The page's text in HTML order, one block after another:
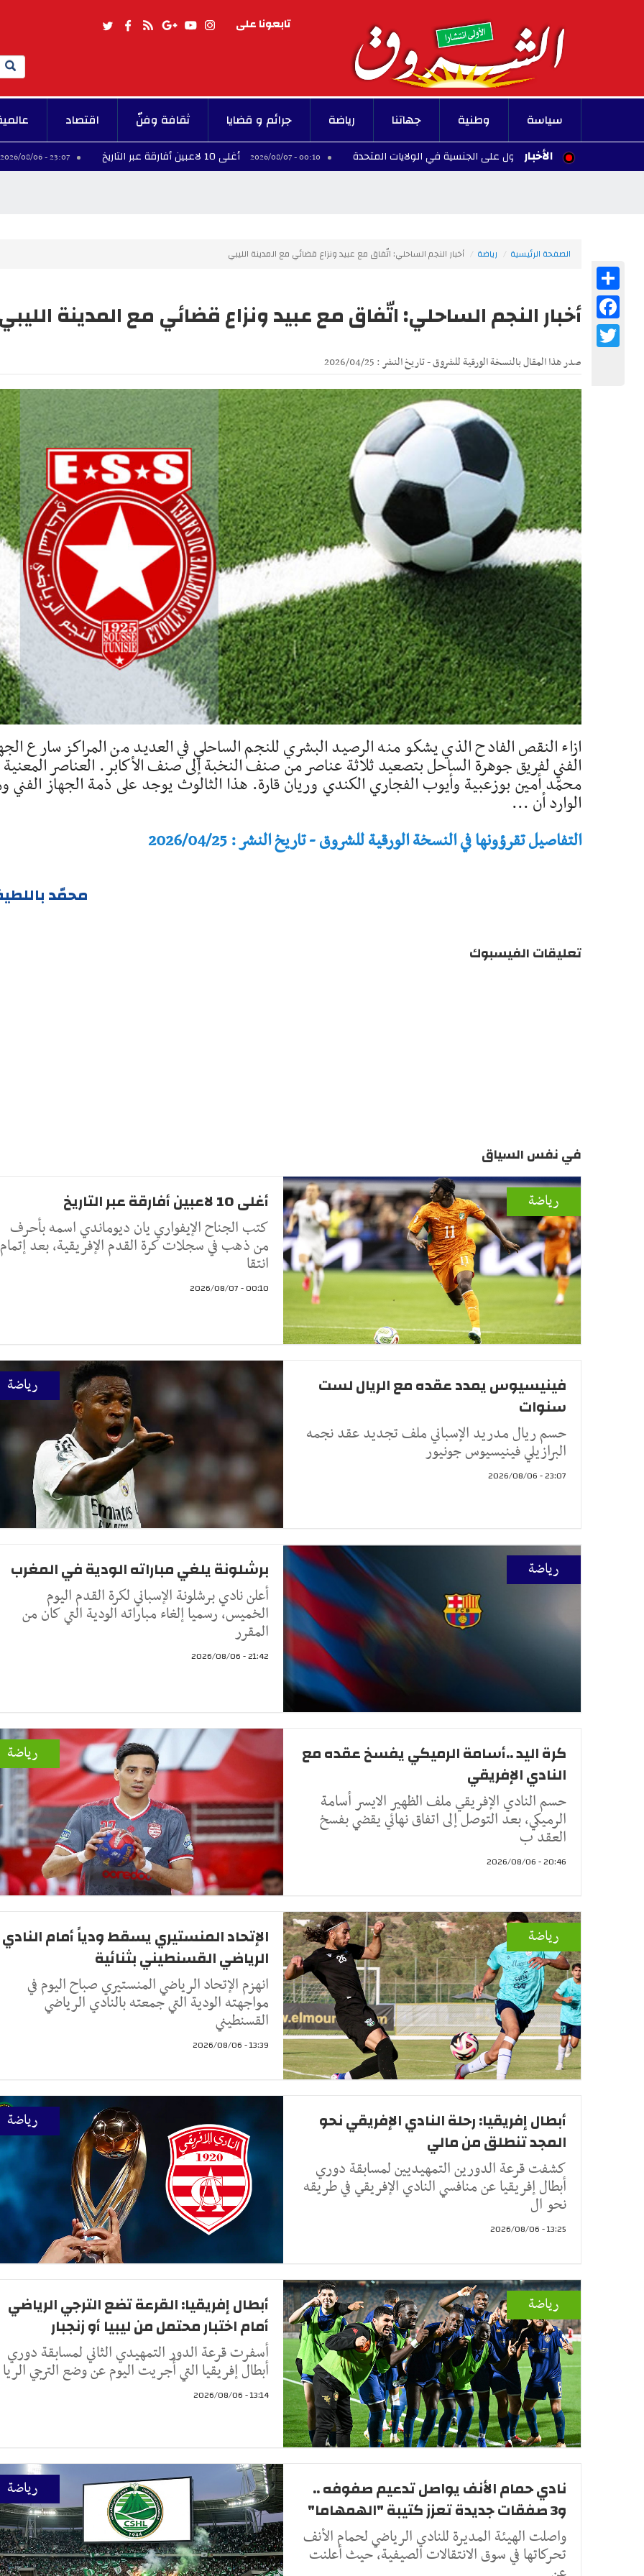
تابعونا على
Search
سياسة وطنية جهاتنا رياضة جرائم و قضايا ثقافة وفنّ اقتصاد
الأخبار
الأطفال للحصول على الجنسية في الولايات المتحدة 00:10 - 2026/08/07 أغلى 10 لاعبين أفارقة عبر التاريخ 23:07 - 2026/08/06
الصفحة الرئيسية رياضة أخبار النجم الساحلي: اتّفاق مع عبيد ونزاع قضائي مع المدينة الليبي
أخبار النجم الساحلي: اتّفاق مع عبيد ونزاع قضائي مع المدينة
صدر هذا المقال بالنسخة الورقية للشروق - تاريخ النشر : 2026/04/25
ازاء النقص الفادح الذي يشكو منه الرصيد البشري للنجم الساحلي في العديد من المراكز سارع
الفني لفريق جوهرة الساحل بتصعيد ثلاثة عناصر من صنف النخبة إلى صنف الأكابر. العناصر
محمّد أمين بوزعبية وأيوب الفجاري الكندي وريان قارة. هذا الثالوث يوجد على ذمة الجهاز الفني
الوارد أن ...
التفاصيل تقرؤونها في النسخة الورقية للشروق - تاريخ النشر : 2026/04/25
محمّد
Facebook
Twitter
تعليقات الفيسبوك
في نفس السياق
رياضة
أغلى 10 لاعبين أفارقة عبر التاريخ
كتب الجناح الإيفواري يان ديوماندي اسمه بأحرف
من ذهب في سجلات كرة القدم الإفريقية، بعد إتمام
انتقا
00:10 - 2026/08/07
رياضة
فينيسيوس يمدد عقده مع الريال لست
سنوات
حسم ريال مدريد الإسباني ملف تجديد عقد نجمه
البرازيلي فينيسيوس جونيور
23:07 - 2026/08/06
رياضة برشلونة يلغي مباراته الودية في المغرب
أعلن نادي برشلونة الإسباني لكرة القدم اليوم
الخميس، رسميا إلغاء مباراته الودية التي كان من
المقرر
21:42 - 2026/08/06
رياضة
كرة اليد ..أسامة الرميكي يفسخ عقده مع
النادي الإفريقي
حسم النادي الإفريقي ملف الظهير الايسر أسامة
الرميكي، بعد التوصل إلى اتفاق نهائي يقضي بفسخ
العقد ب
20:46 - 2026/08/06
رياضة
الإتحاد المنستيري يسقط ودياً أمام النادي
الرياضي القسنطيني بثنائية
انهزم الإتحاد الرياضي المنستيري صباح اليوم في
مواجهته الودية التي جمعته بالنادي الرياضي
القسنطيني
13:39 - 2026/08/06
رياضة
أبطال إفريقيا: رحلة النادي الإفريقي نحو
المجد تنطلق من مالي
كشفت قرعة الدورين التمهيديين لمسابقة دوري
أبطال إفريقيا عن منافسي النادي الإفريقي في طريقه
نحو ال
13:25 - 2026/08/06
رياضة
أبطال إفريقيا: القرعة تضع الترجي الرياضي
أمام اختبار محتمل من ليبيا أو زنجبار
أسفرت قرعة الدور التمهيدي الثاني لمسابقة دوري
أبطال إفريقيا التي أُجريت اليوم عن وضع الترجي الريا
13:14 - 2026/08/06
رياضة
نادي حمام الأنف يواصل تدعيم صفوفه ..
و3 صفقات جديدة تعزز كتيبة "الهمهاما"
واصلت الهيئة المديرة للنادي الرياضي لحمام الأنف
تحركاتها في سوق الانتقالات الصيفية، حيث أعلنت